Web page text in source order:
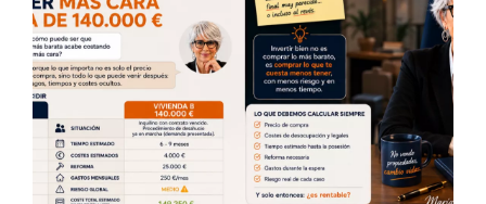
poblacional, desarrollo urbano y
proyecciones económicas para la zona.
Con esta información en mano, Javier se
sintió más seguro al invertir en una
propiedad que no solo tenía potencial
inmediato sino también un crecimiento